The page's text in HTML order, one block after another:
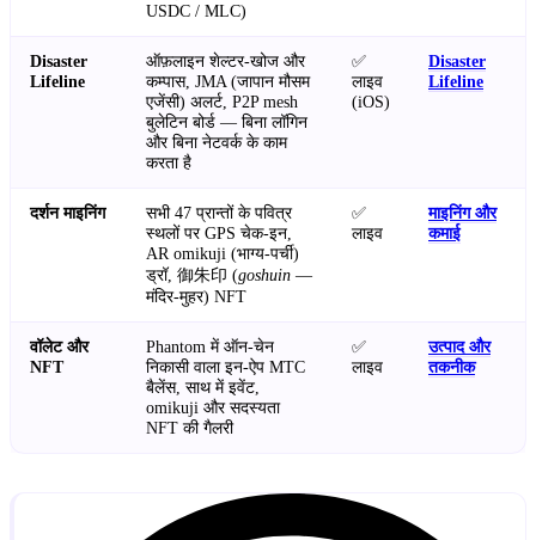
USDC / MLC)
Disaster
Lifeline
ऑफ़लाइन शेल्टर-खोज और
कम्पास, JMA (जापान मौसम
एजेंसी) अलर्ट, P2P mesh
बुलेटिन बोर्ड — बिना लॉगिन
और बिना नेटवर्क के काम
करता है
✅
लाइव
(iOS)
Disaster
Lifeline
दर्शन माइनिंग
सभी 47 प्रान्तों के पवित्र
स्थलों पर GPS चेक-इन,
AR omikuji (भाग्य-पर्ची)
ड्रॉ, 御朱印 (goshuin —
मंदिर-मुहर) NFT
✅
लाइव
माइनिंग और
कमाई
वॉलेट और
NFT
Phantom में ऑन-चेन
निकासी वाला इन-ऐप MTC
बैलेंस, साथ में इवेंट,
omikuji और सदस्यता
NFT की गैलरी
✅
लाइव
उत्पाद और
तकनीक